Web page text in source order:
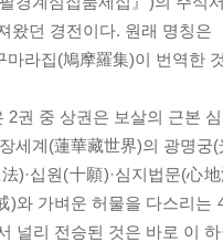
왔던 경전이다. 원래 명칭
마라집(鳩摩羅集)이 번역한
2권 중 상권은 보살의 근본
세계(蓮華藏世界)의 광명궁
)·십원(十願)·심지법문(心
)와 가벼운 허물을 다스리
널리 전승된 것은 바로 이